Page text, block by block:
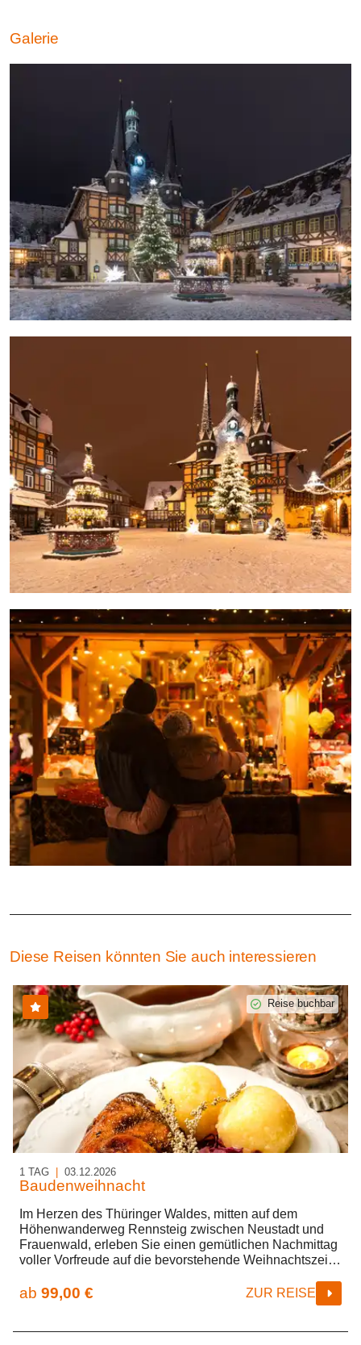
Galerie
Diese Reisen könnten Sie auch interessieren
Reise buchbar
1 TAG 03.12.2026
Baudenweihnacht
Im Herzen des Thüringer Waldes, mitten auf dem
Höhenwanderweg Rennsteig zwischen Neustadt und
Frauenwald, erleben Sie einen gemütlichen Nachmittag
voller Vorfreude auf die bevorstehende Weihnachtszeit.
alles für Ihre Ankunft vorbereitet. Von der Wirtin Marion
Müller nach alten Familienrezepten zubereitet, werden
Mittagessen unternehmen Sie eine reizvolle Fahrt in das
ab 99,00 € ZUR REISE